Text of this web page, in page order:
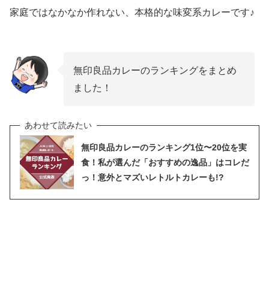
家庭ではなかなか作れない、本格的な味変系カレーです♪
無印良品カレーのランキングをまとめ
ました！
無印良品カレーのランキング1位〜20位を実
食！私が選んだ「おすすめの逸品」はコレだ
っ！意外とマズいレトルトカレーも!?